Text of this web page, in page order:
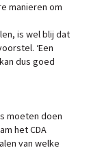
manieren om
is wel blij dat
‘Een
dus goed
moeten doen
het CDA
van welke